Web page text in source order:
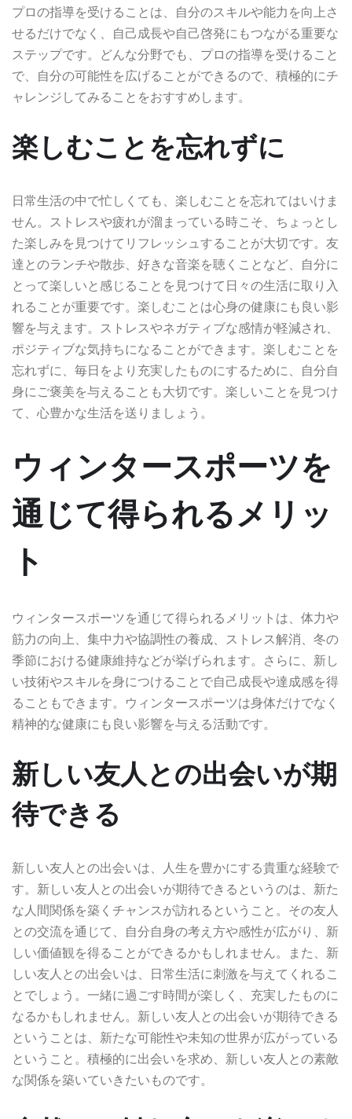
プロの指導を受けることは、自分のスキルや能力を向上さ
せるだけでなく、自己成長や自己啓発にもつながる重要な
ステップです。どんな分野でも、プロの指導を受けること
で、自分の可能性を広げることができるので、積極的にチ
ャレンジしてみることをおすすめします。
楽しむことを忘れずに
日常生活の中で忙しくても、楽しむことを忘れてはいけま
せん。ストレスや疲れが溜まっている時こそ、ちょっとし
た楽しみを見つけてリフレッシュすることが大切です。友
達とのランチや散歩、好きな音楽を聴くことなど、自分に
とって楽しいと感じることを見つけて日々の生活に取り入
れることが重要です。楽しむことは心身の健康にも良い影
響を与えます。ストレスやネガティブな感情が軽減され、
ポジティブな気持ちになることができます。楽しむことを
忘れずに、毎日をより充実したものにするために、自分自
身にご褒美を与えることも大切です。楽しいことを見つけ
て、心豊かな生活を送りましょう。
ウィンタースポーツを
通じて得られるメリッ
ト
ウィンタースポーツを通じて得られるメリットは、体力や
筋力の向上、集中力や協調性の養成、ストレス解消、冬の
季節における健康維持などが挙げられます。さらに、新し
い技術やスキルを身につけることで自己成長や達成感を得
ることもできます。ウィンタースポーツは身体だけでなく
精神的な健康にも良い影響を与える活動です。
新しい友人との出会いが期
待できる
新しい友人との出会いは、人生を豊かにする貴重な経験で
す。新しい友人との出会いが期待できるというのは、新た
な人間関係を築くチャンスが訪れるということ。その友人
との交流を通じて、自分自身の考え方や感性が広がり、新
しい価値観を得ることができるかもしれません。また、新
しい友人との出会いは、日常生活に刺激を与えてくれるこ
とでしょう。一緒に過ごす時間が楽しく、充実したものに
なるかもしれません。新しい友人との出会いが期待できる
ということは、新たな可能性や未知の世界が広がっている
ということ。積極的に出会いを求め、新しい友人との素敵
な関係を築いていきたいものです。